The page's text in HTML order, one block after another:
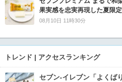
果実感を忠実再現した夏限
08月10日 11時30分
トレンド | アクセスランキング
セブン‐イレブン「よくば